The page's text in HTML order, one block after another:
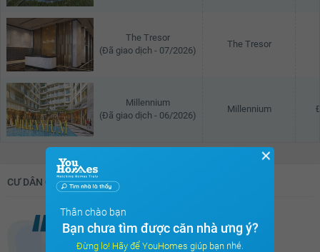
The Tresor
(Đã giao dịch - 07/2026)
The Tresor
Millennium
(Đã giao dịch - 06/2026)
Millennium
CƯ DÂN Ở ĐÂY NÓI GÌ ?
✕
Thân chào bạn
Bạn chưa tìm được căn nhà ưng ý?
Đừng lo! Hãy để YouHomes giúp bạn nhé.